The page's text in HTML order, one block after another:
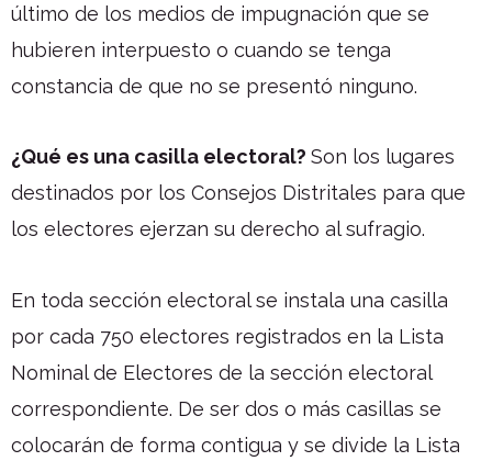
último de los medios de impugnación que se
hubieren interpuesto o cuando se tenga
constancia de que no se presentó ninguno.
¿Qué es una casilla electoral? Son los lugares
destinados por los Consejos Distritales para que
los electores ejerzan su derecho al sufragio.
En toda sección electoral se instala una casilla
por cada 750 electores registrados en la Lista
Nominal de Electores de la sección electoral
correspondiente. De ser dos o más casillas se
colocarán de forma contigua y se divide la Lista